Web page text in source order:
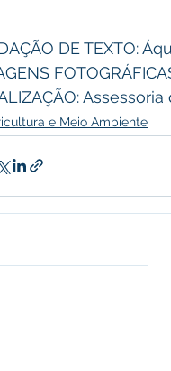
DE TEXTO:
e Meio Ambiente